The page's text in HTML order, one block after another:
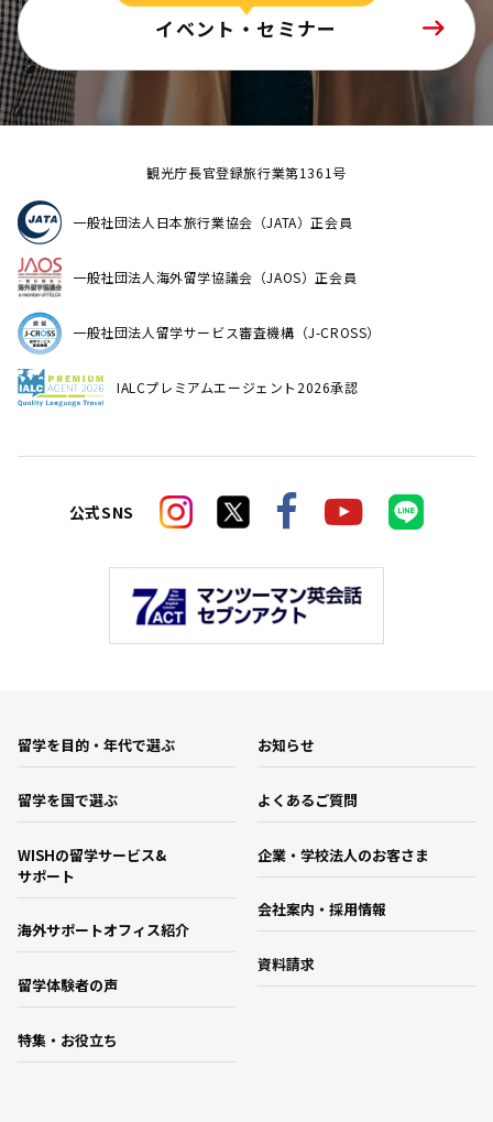
イベント・セミナー
観光庁長官登録旅行業第1361号
一般社団法人日本旅行業協会（JATA）正会員
一般社団法人海外留学協議会（JAOS）正会員
一般社団法人留学サービス審査機構（J-CROSS）
IALCプレミアムエージェント2026承認
公式SNS
留学を目的・年代で選ぶ
留学を国で選ぶ
WISHの留学サービス&
サポート
海外サポートオフィス紹介
留学体験者の声
特集・お役立ち
お知らせ
よくあるご質問
企業・学校法人のお客さま
会社案内・採用情報
資料請求